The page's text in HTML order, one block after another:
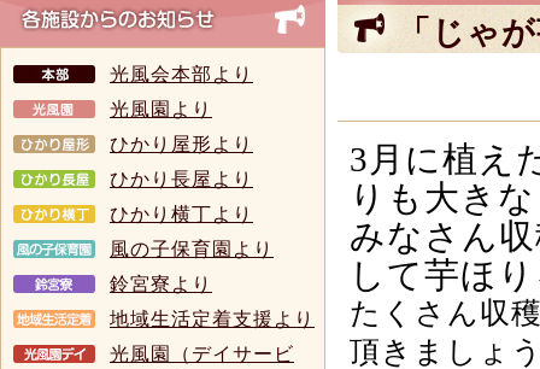
光風会本部より
光風園より
ひかり屋形より
ひかり長屋より
ひかり横丁より
風の子保育園より
鈴宮寮より
地域生活定着支援より
光風園（デイサービ
「じゃ
3 月に植え
りも大き
みなさん
して芋ほ
たくさん収
頂きましょ